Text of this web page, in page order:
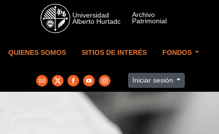
Skip to main content
QUIENES SOMOS SITIOS DE INTERÉS FONDOS
Iniciar sesión